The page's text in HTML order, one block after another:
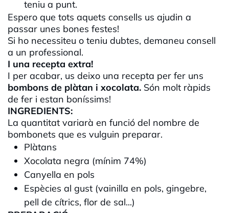
teniu a punt.
Espero que tots aquets consells us ajudin a
passar unes bones festes!
Si ho necessiteu o teniu dubtes, demaneu consell
a un professional.
I una recepta extra!
I per acabar, us deixo una recepta per fer uns
bombons de plàtan i xocolata. Són molt ràpids
de fer i estan boníssims!
INGREDIENTS:
La quantitat variarà en funció del nombre de
bombonets que es vulguin preparar.
Plàtans
Xocolata negra (mínim 74%)
Canyella en pols
Espècies al gust (vainilla en pols, gingebre,
pell de cítrics, flor de sal...)